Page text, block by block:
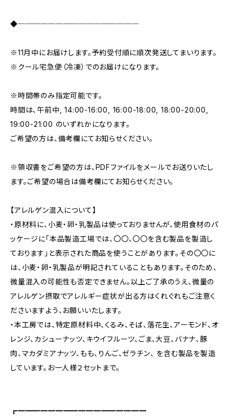
◆────────────────
※11月中にお届けします。予約受付順に順次発送してまいります。
※クール宅急便（冷凍）でのお届けになります。
※時間帯のみ指定可能です。
時間は、午前中, 14:00-16:00, 16:00-18:00, 18:00-20:00,
19:00-21:00 のいずれかになります。
ご希望の方は、備考欄にてお知らせください。
※領収書をご希望の方は、PDFファイルをメールでお送りいたし
ます。ご希望の場合は備考欄にてお知らせください。
【アレルゲン混入について】
・原材料に、小麦・卵・乳製品は使っておりませんが、使用食材のパ
ッケージに「本品製造工場では、〇〇、〇〇を含む製品を製造し
ております」と表示された商品を使うことがあります。その〇〇に
は、小麦・卵・乳製品が明記されていることもあります。そのため、
微量混入の可能性も否定できません。以上ご了承のうえ、微量の
アレルゲン摂取でアレルギー症状が出る方はくれぐれもご注意く
ださいますよう、お願いいたします。
・本工房では、特定原材料中、くるみ、そば、落花生、アーモンド、オ
レンジ、カシューナッツ、キウイフルーツ、ごま、大豆、バナナ、豚
肉、マカダミアナッツ、もも、りんご、ゼラチン、 を含む製品を製造
しています。お一人様２セットまで。
┏━━━━━━━━━━━━━━━━━